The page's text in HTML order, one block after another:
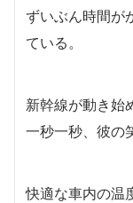
ずいぶん時間が
ている。
新幹線が動き始
一秒一秒、彼の
快適な車内の温